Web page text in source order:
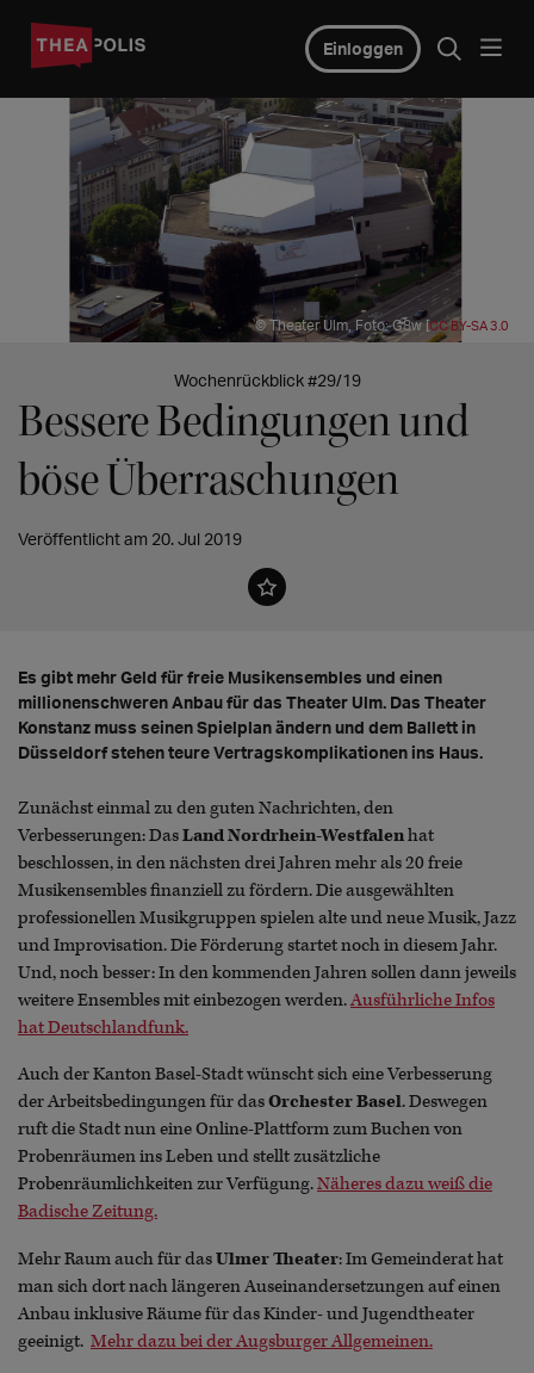
Einloggen
© Theater Ulm, Foto: G8w [CC BY-SA 3.0
Wochenrückblick #29/19
Bessere Bedingungen und
böse Überraschungen
Veröffentlicht am 20. Jul 2019
Es gibt mehr Geld für freie Musikensembles und einen
millionenschweren Anbau für das Theater Ulm. Das Theater
Konstanz muss seinen Spielplan ändern und dem Ballett in
Düsseldorf stehen teure Vertragskomplikationen ins Haus.
Zunächst einmal zu den guten Nachrichten, den
Verbesserungen: DasLand Nordrhein-Westfalenhat
beschlossen, in den nächsten drei Jahren mehr als 20 freie
Musikensembles finanziell zu fördern. Die ausgewählten
professionellen Musikgruppen spielen alte und neue Musik, Jazz
und Improvisation. Die Förderung startet noch in diesem Jahr.
Und, noch besser: In den kommenden Jahren sollen dann jeweils
weitere Ensembles mit einbezogen werden.Ausführliche Infos
hat Deutschlandfunk.
Auch der Kanton Basel-Stadt wünscht sich eine Verbesserung
der Arbeitsbedingungen für dasOrchester Basel. Deswegen
ruft die Stadt nun eine Online-Plattform zum Buchen von
Probenräumen ins Leben und stellt zusätzliche
Probenräumlichkeiten zur Verfügung.Näheres dazu weiß die
Badische Zeitung.
Mehr Raum auch für dasUlmer Theater: Im Gemeinderat hat
man sich dort nach längeren Auseinandersetzungen auf einen
Anbau inklusive Räume für das Kinder- und Jugendtheater
geeinigt. Mehr dazu bei der Augsburger Allgemeinen.